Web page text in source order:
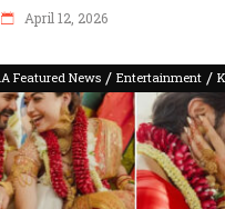
April 12, 2026
Featured News / Entertainment /